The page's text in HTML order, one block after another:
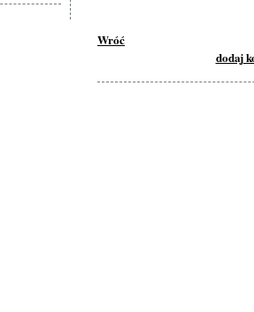
Wróć
dodaj